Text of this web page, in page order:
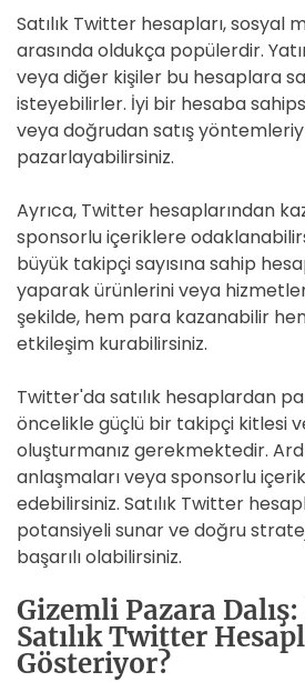
Satılık Twitter hesapları, sosyal
arasında oldukça popülerdir.
veya diğer kişiler bu hesaplara
isteyebilirler. İyi bir hesaba
veya doğrudan satış
pazarlayabilirsiniz.
Ayrıca, Twitter hesaplarından
sponsorlu içeriklere
büyük takipçi sayısına sahip
yaparak ürünlerini veya
şekilde, hem para kazanabilir
etkileşim kurabilirsiniz.
Twitter'da satılık hesaplardan
öncelikle güçlü bir takipçi kitlesi
oluşturmanız gerekmektedir.
anlaşmaları veya sponsorlu
edebilirsiniz. Satılık Twitter
potansiyeli sunar ve doğru
başarılı olabilirsiniz.
Gizemli Pazara
Satılık Twitter
Gösteriyor?